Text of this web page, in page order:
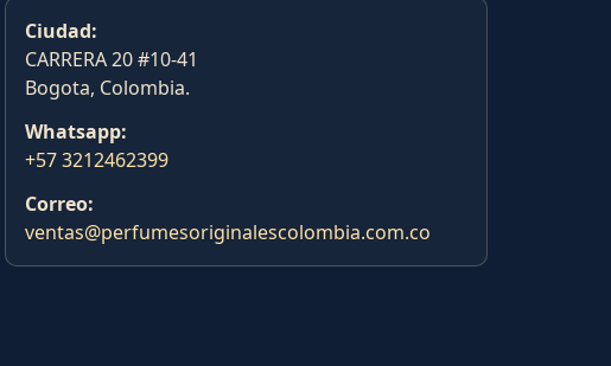
Ciudad:
CARRERA 20 #10-41
Bogota, Colombia.
Whatsapp:
+57 3212462399
Correo:
ventas@perfumesoriginalescolombia.com.co